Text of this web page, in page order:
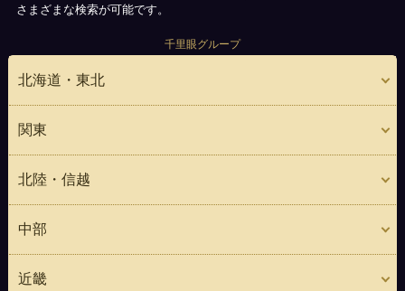
さまざまな検索が可能です。
千里眼グループ
北海道・東北
関東
北陸・信越
中部
近畿